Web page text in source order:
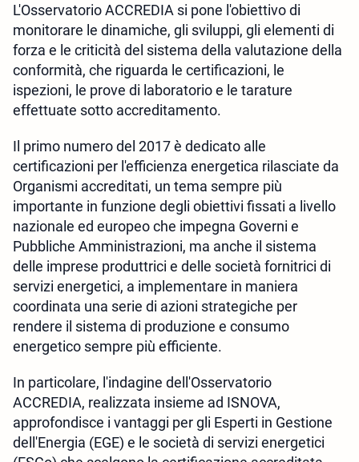
L'Osservatorio ACCREDIA si pone l'obiettivo di
monitorare le dinamiche, gli sviluppi, gli elementi di
forza e le criticità del sistema della valutazione della
conformità, che riguarda le certificazioni, le
ispezioni, le prove di laboratorio e le tarature
effettuate sotto accreditamento.
Il primo numero del 2017 è dedicato alle
certificazioni per l'efficienza energetica rilasciate da
Organismi accreditati, un tema sempre più
importante in funzione degli obiettivi fissati a livello
nazionale ed europeo che impegna Governi e
Pubbliche Amministrazioni, ma anche il sistema
delle imprese produttrici e delle società fornitrici di
servizi energetici, a implementare in maniera
coordinata una serie di azioni strategiche per
rendere il sistema di produzione e consumo
energetico sempre più efficiente.
In particolare, l'indagine dell'Osservatorio
ACCREDIA, realizzata insieme ad ISNOVA,
approfondisce i vantaggi per gli Esperti in Gestione
dell'Energia (EGE) e le società di servizi energetici